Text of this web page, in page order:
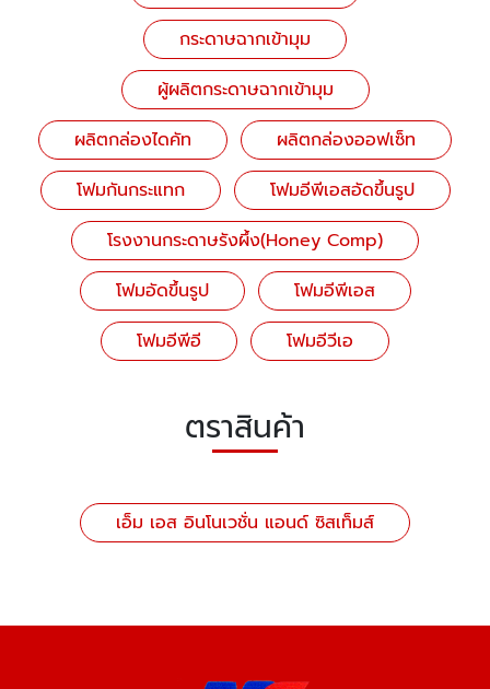
กระดาษฉากเข้ามุม
ผู้ผลิตกระดาษฉากเข้ามุม
ผลิตกล่องไดคัท
ผลิตกล่องออฟเซ็ท
โฟมกันกระแทก
โฟมอีพีเอสอัดขึ้นรูป
โรงงานกระดาษรังผึ้ง(Honey Comp)
โฟมอัดขึ้นรูป
โฟมอีพีเอส
โฟมอีพีอี
โฟมอีวีเอ
ตราสินค้า
เอ็ม เอส อินโนเวชั่น แอนด์ ซิสเท็มส์